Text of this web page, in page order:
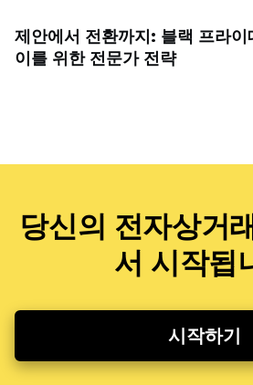
제안에서 전환까지: 블랙 프라이
이를 위한 전문가 전략
당신의 전자상거
서 시작됩
시작하기